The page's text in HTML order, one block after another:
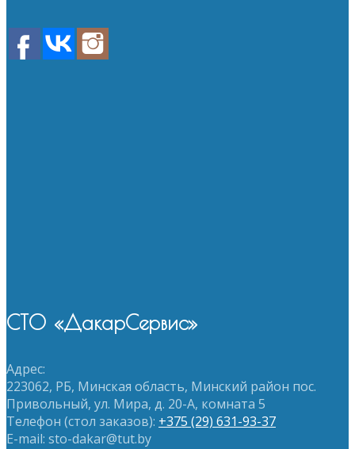
СТО «ДакарСервис»
Адрес:
223062, РБ, Минская область, Минский район пос.
Привольный, ул. Мира, д. 20-А, комната 5
Телефон (стол заказов): +375 (29) 631-93-37
E-mail: sto-dakar@tut.by